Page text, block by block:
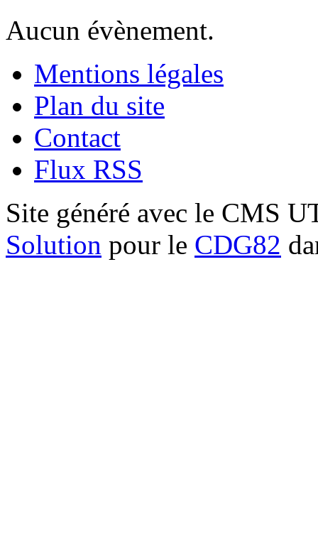
Aucun évènement.
Mentions légales
Plan du site
Contact
Flux RSS
Site généré avec le CMS
Solution pour le CDG82